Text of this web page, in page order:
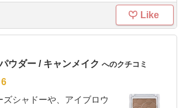
Like
ウダー / キャンメイク へのクチコミ
6
ズシャドーや、アイブロウ